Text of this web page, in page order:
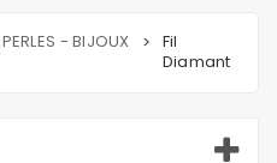
PERLES - BIJOUX
> Fil
Diamant